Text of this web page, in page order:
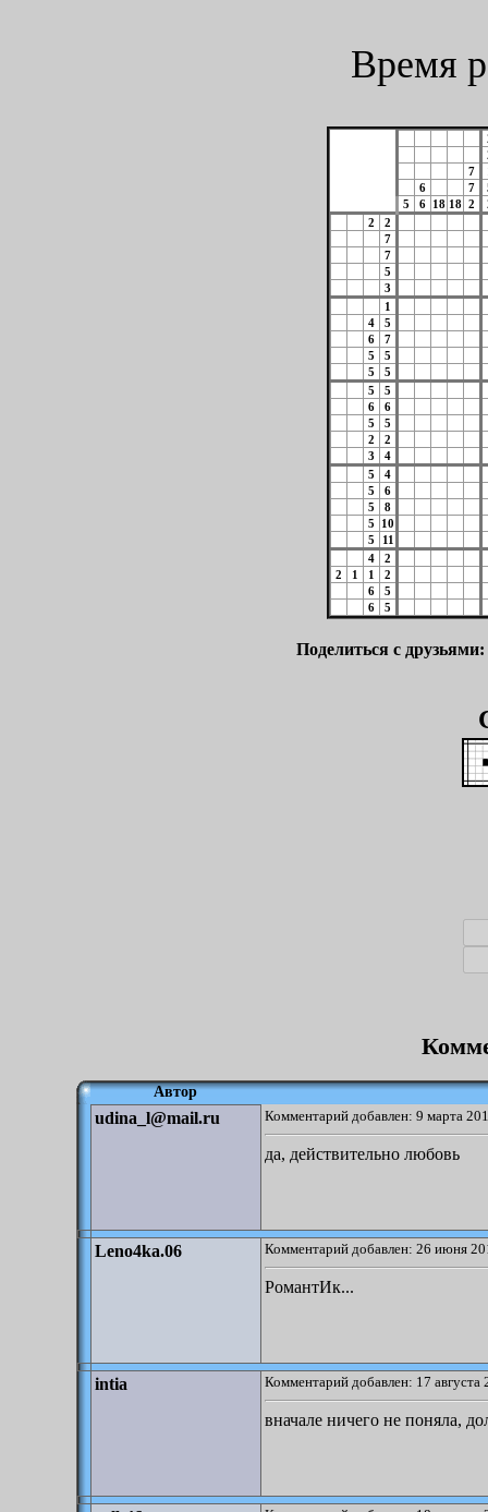
Время
7
6
7
5
6 18 18 2
2
2
7
7
5
3
1
4
5
6
7
5
5
5
5
5
5
6
6
5
5
2
2
3
4
5
4
5
6
5
8
5
10
5
11
4
2
2
1 1
2
6
5
6
5
Поделиться с друзьями:
Автор
udina_l@mail.ru Комментарий добавлен: 9 марта
да, действительно любовь
Leno4ka.06 Комментарий добавлен: 26 июня
РомантИк...
intia Комментарий добавлен: 17 августа
вначале ничего не поняла,